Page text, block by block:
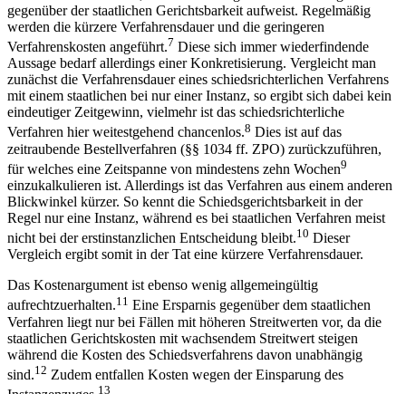
werden die kürzere Verfahrensdauer und die geringeren
Verfahrenskosten angeführt.7Diese sich immer wiederfindende
Aussage bedarf allerdings einer Konkretisierung. Vergleicht man
zunächst die Verfahrensdauer eines schiedsrichterlichen Verfahrens
mit einem staatlichen bei nur einer Instanz, so ergibt sich dabei kein
eindeutiger Zeitgewinn, vielmehr ist das schiedsrichterliche
Verfahren hier weitestgehend chancenlos.8Dies ist auf das
zeitraubende Bestellverfahren (§§ 1034 ff. ZPO) zurückzuführen,
für welches eine Zeitspanne von mindestens zehn Wochen9
einzukalkulieren ist. Allerdings ist das Verfahren aus einem anderen
Blickwinkel kürzer. So kennt die Schiedsgerichtsbarkeit in der
Regel nur eine Instanz, während es bei staatlichen Verfahren meist
nicht bei der erstinstanzlichen Entscheidung bleibt. 10Dieser
Vergleich ergibt somit in der Tat eine kürzere Verfahrensdauer.
aufrechtzuerhalten.11 Eine Ersparnis gegenüber dem staatlichen
Verfahren liegt nur bei Fällen mit höheren Streitwerten vor, da die
staatlichen Gerichtskosten mit wachsendem Streitwert steigen
während die Kosten des Schiedsverfahrens davon unabhängig
sind.12Zudem entfallen Kosten wegen der Einsparung des
Instanzenzuges.13